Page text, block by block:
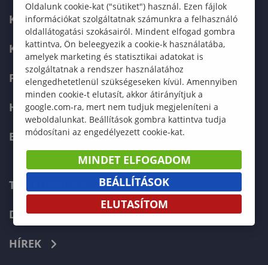
KARUNK
KÉPZÉSEK
FELVÉTELIZŐKNEK
HALLGATÓKNAK
ERASMUS+
TELEFONKÖNYV
DOKUMENTUMOK
HÍREK
Oldalunk cookie-kat ("sütiket") használ. Ezen fájlok
információkat szolgáltatnak számunkra a felhasználó
oldallátogatási szokásairól. Mindent elfogad gombra
kattintva, Ön beleegyezik a cookie-k használatába,
amelyek marketing és statisztikai adatokat is
szolgáltatnak a rendszer használatához
elengedhetetlenül szükségeseken kívül. Amennyiben
minden cookie-t elutasít, akkor átirányítjuk a
google.com-ra, mert nem tudjuk megjeleníteni a
weboldalunkat. Beállítások gombra kattintva tudja
módosítani az engedélyezett cookie-kat.
MINDET ELFOGADOM
BEÁLLÍTÁSOK
ELUTASÍTOM